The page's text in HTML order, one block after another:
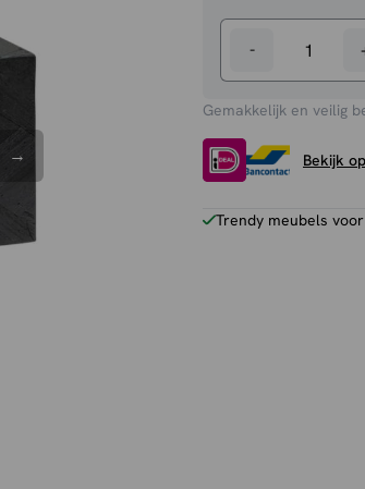
-
Bijzettafel
Ziano
aantal
Gemakkelijk en veilig
Bekijk
Trendy meubels